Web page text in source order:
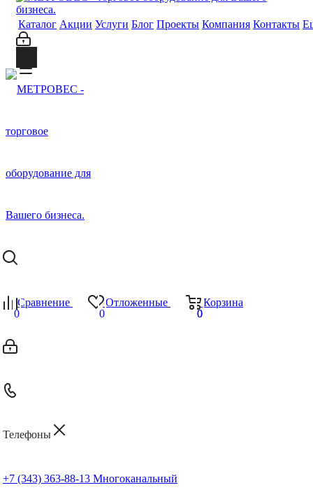
Каталог Акции Услуги Блог Проекты Компания Контакты
Сравнение
0
Отложенные
0
Корзина
0
0
Телефоны
+7 (343) 363-88-13 Многоканальный